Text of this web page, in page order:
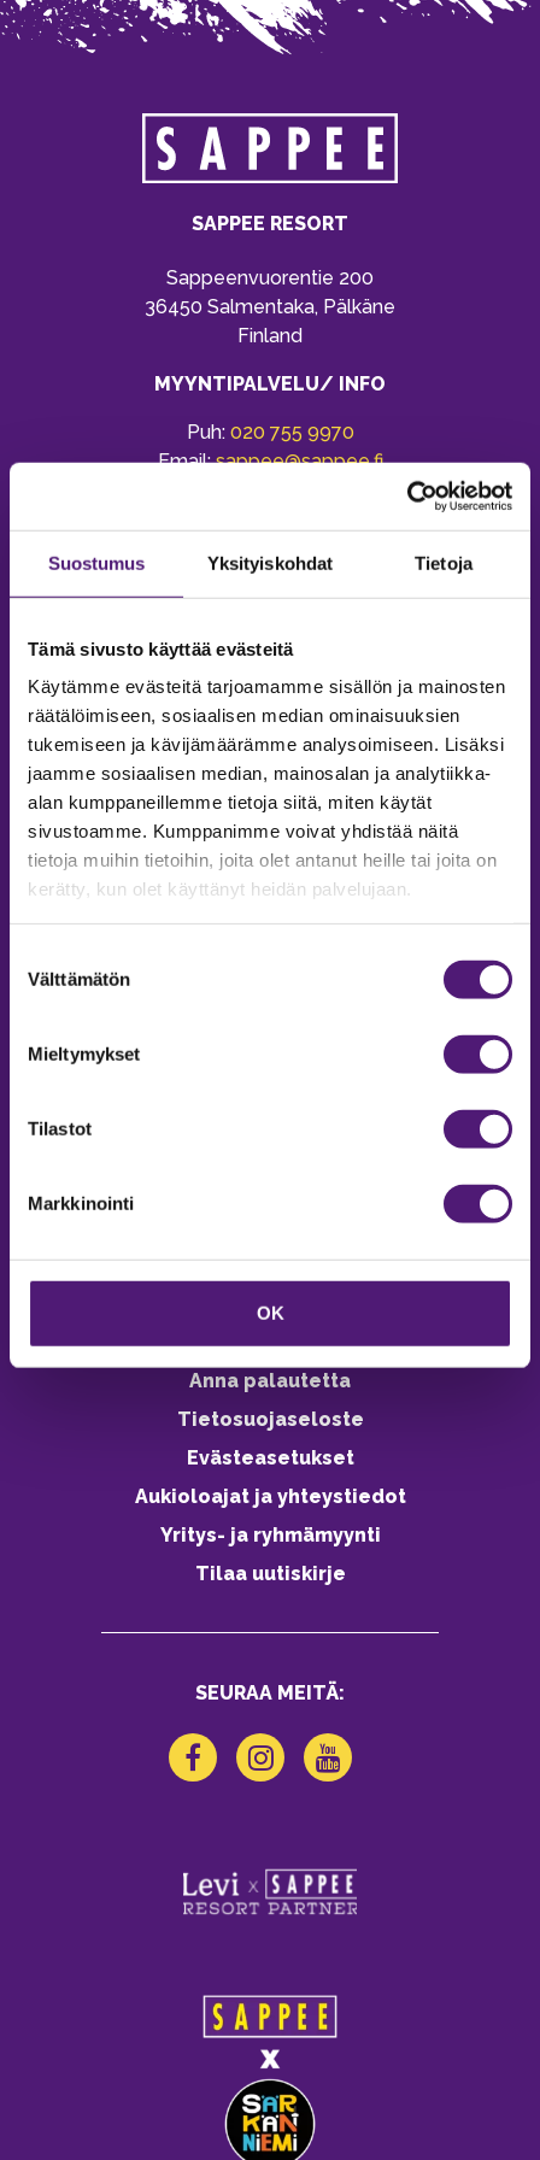
Suostumus Yksityiskohdat Tietoja
Tämä sivusto käyttää evästeitä
Käytämme evästeitä tarjoamamme sisällön ja mainosten
räätälöimiseen, sosiaalisen median ominaisuuksien
tukemiseen ja kävijämäärämme analysoimiseen. Lisäksi
jaamme sosiaalisen median, mainosalan ja analytiikka-
alan kumppaneillemme tietoja siitä, miten käytät
sivustoamme. Kumppanimme voivat yhdistää näitä
tietoja muihin tietoihin, joita olet antanut heille tai joita on
kerätty, kun olet käyttänyt heidän palvelujaan.
valinta
Välttämätön
Mieltymykset
Tilastot
Markkinointi
OK
SAPPEE RESORT
Sappeenvuorentie 200
36450 Salmentaka, Pälkäne
Finland
MYYNTIPALVELU/ INFO
Puh: 020 755 9970
Email:sappee@sappee.fi
MAJOITUS
Tiedustelut & Varaukset
Vastuullisuus
Ympäristöohjelma
Avoimet työpaikat
Anna palautetta
Tietosuojaseloste
Evästeasetukset
Aukioloajat ja yhteystiedot
Yritys- ja ryhmämyynti
Tilaa uutiskirje
SEURAA MEITÄ: